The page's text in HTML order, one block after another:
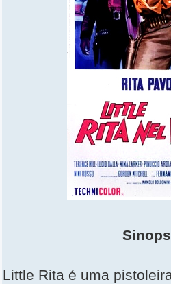
Little Rita é uma